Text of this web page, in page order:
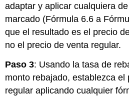
adaptar y aplicar cualquiera
marcado (Fórmula 6.6 a
que el resultado es el precio
no el precio de venta regular.
Paso 3: Usando la tasa de
monto rebajado, establezca el
regular aplicando cualquier